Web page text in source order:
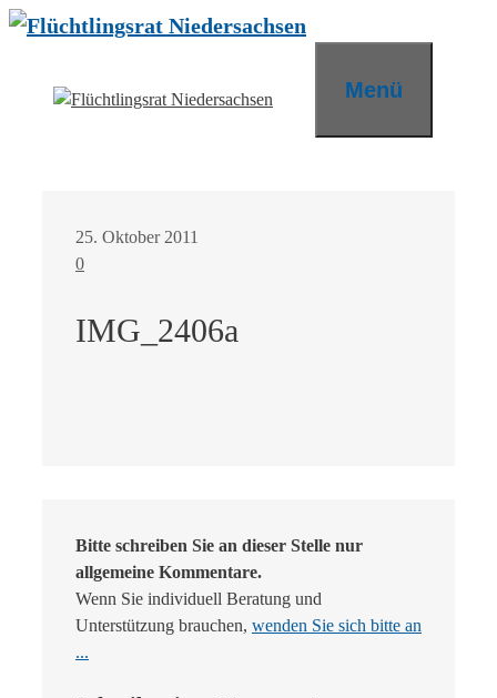
Zum
Menü
25. Oktober 2011
0
IMG_2406a
Bitte schreiben Sie an dieser Stelle nur
allgemeine Kommentare.
Wenn Sie individuell Beratung und
Unterstützung brauchen, wenden Sie sich bitte an
...